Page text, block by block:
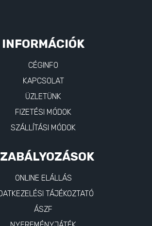
INFORMÁCIÓK
CÉGINFO
KAPCSOLAT
ÜZLETÜNK
FIZETÉSI MÓDOK
SZÁLLÍTÁSI MÓDOK
ONLINE ELÁLLÁS
TÁJÉKOZTATÓ
ÁSZF